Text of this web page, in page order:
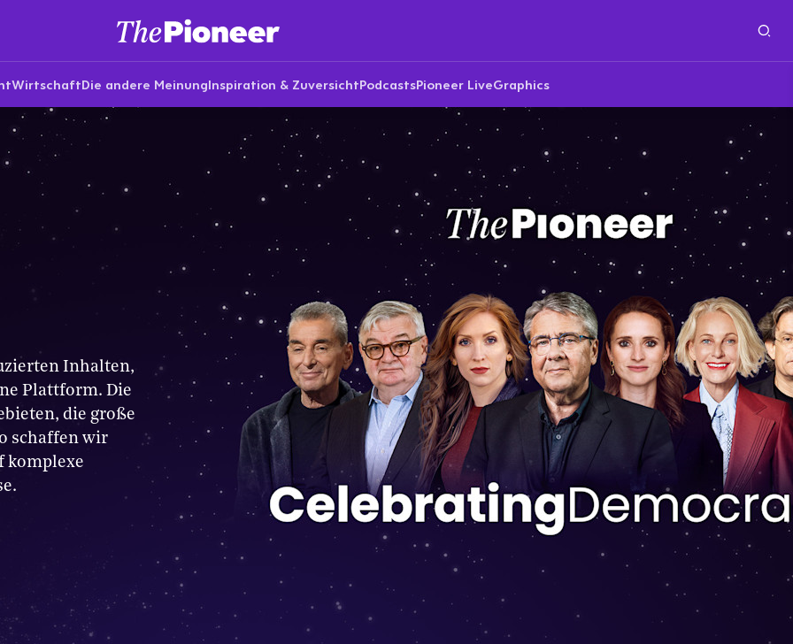
WirtschaftDie andere MeinungInspiration & ZuversichtPodcastsPioneer LiveGraphics
Inhalten,
Plattform. Die
die große
schaffen wir
komplexe